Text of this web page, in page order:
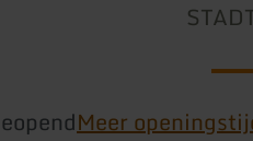
Meer